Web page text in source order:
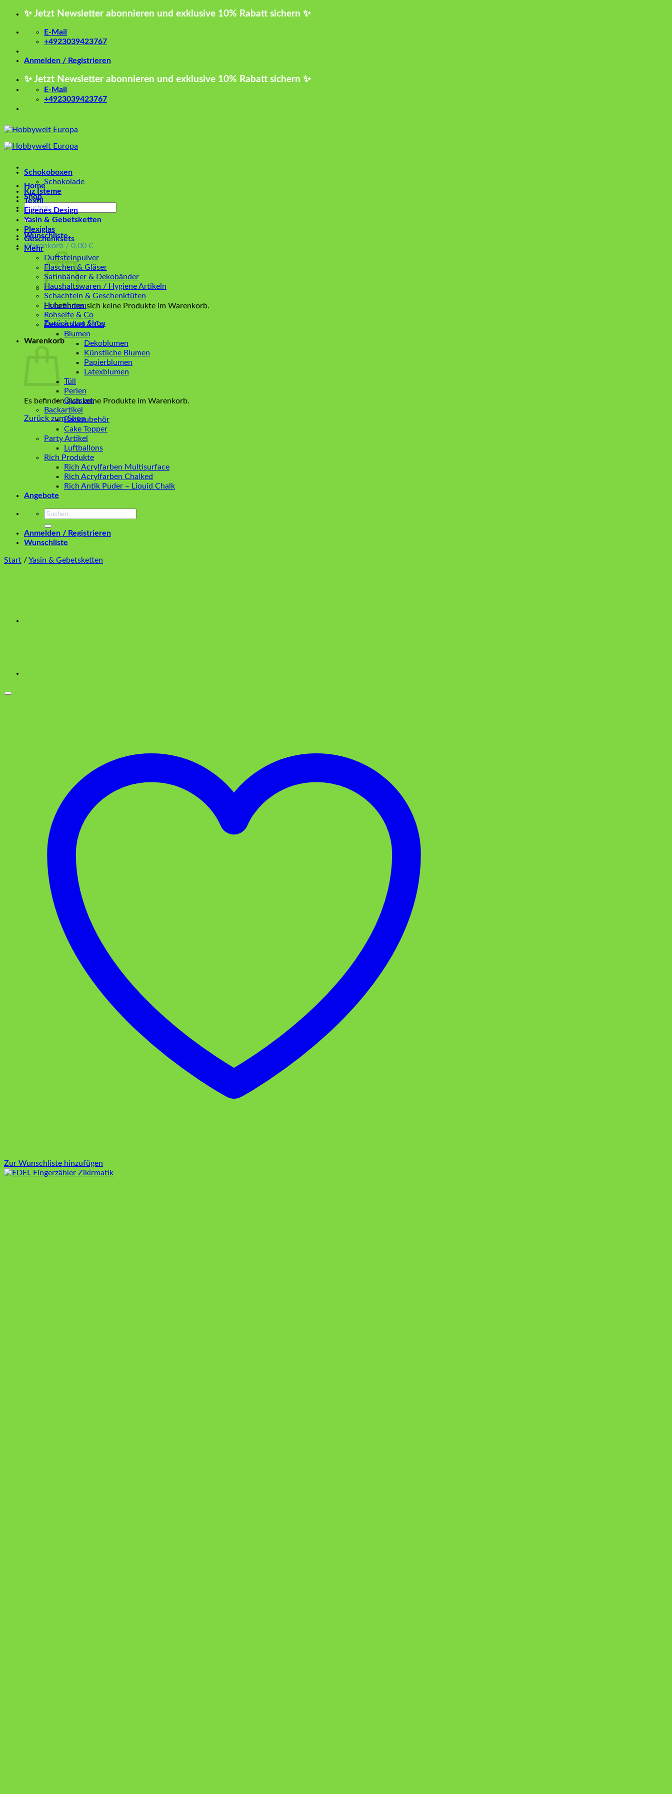
Zum
springen
✨ Jetzt Newsletter abonnieren und exklusive 10% Rabatt sichern ✨
E-Mail
+4923039423767
Anmelden / Registrieren
✨ Jetzt Newsletter abonnieren und exklusive 10% Rabatt sichern ✨
E-Mail
+4923039423767
Home
Shop
Suchen
nach:
Wunschliste
Warenkorb / 0,00 €
Es befinden sich keine Produkte im Warenkorb.
Zurück zum Shop
Warenkorb
Es befinden sich keine Produkte im Warenkorb.
Zurück zum Shop
Schokoboxen
Schokolade
Kız İsteme
Textil
Eigenes Design
Yasin & Gebetsketten
Plexiglas
Geschenksets
Mehr
Duftsteinpulver
Flaschen & Gläser
Satinbänder & Dekobänder
Haushaltswaren / Hygiene Artikeln
Schachteln & Geschenktüten
Holzrahmen
Rohseife & Co
Dekoartikel & Co
Blumen
Dekoblumen
Künstliche Blumen
Papierblumen
Latexblumen
Tüll
Perlen
Quasten
Backartikel
Backzubehör
Cake Topper
Party Artikel
Luftballons
Rich Produkte
Rich Acrylfarben Multisurface
Rich Acrylfarben Chalked
Rich Antik Puder – Liquid Chalk
Angebote
Suchen
Anmelden / Registrieren
Wunschliste
Start /Yasin & Gebetsketten
Zur Wunschliste hinzufügen